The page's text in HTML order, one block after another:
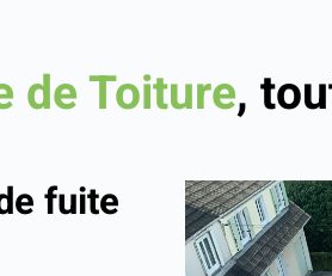
de Toiture,
fuite